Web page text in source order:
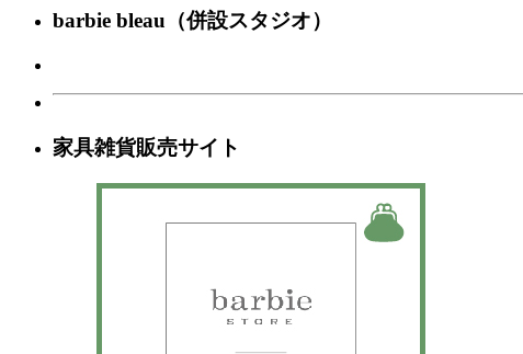
barbie bleau（併設スタジオ）
家具雑貨販売サイト